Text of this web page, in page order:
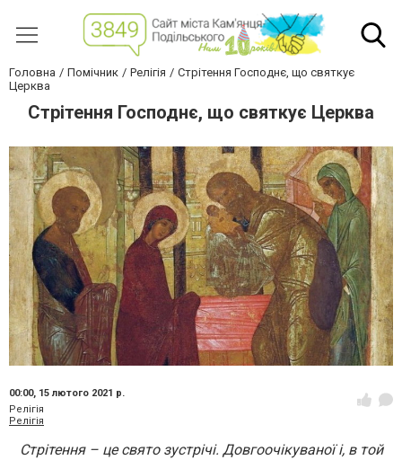
Головна Помічник Релігія
Стрітення Господнє, що святкує
Церква
Стрітення Господнє, що святкує Церква
00:00, 15 лютого 2021 р.
Релігія
Релігія
Стрітення – це свято зустрічі. Довгоочікуваної і, в той